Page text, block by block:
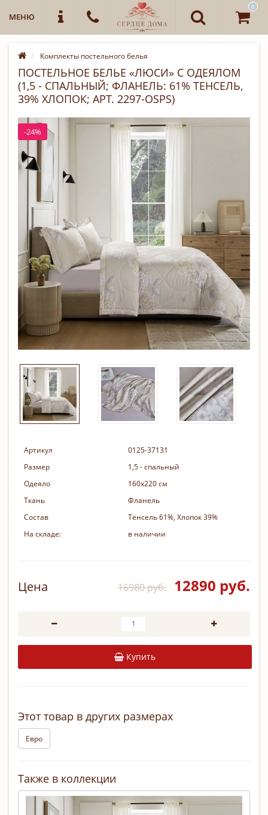
МЕНЮ
0
Комплекты постельного белья
ПОСТЕЛЬНОЕ БЕЛЬЕ «ЛЮСИ» С ОДЕЯЛОМ
(1,5 - СПАЛЬНЫЙ; ФЛАНЕЛЬ: 61% ТЕНСЕЛЬ,
39% ХЛОПОК; АРТ. 2297-OSPS)
-24%
Артикул
0125-37131
Размер
1,5 - спальный
Одеяло
160х220 см
Ткань
Фланель
Состав
Тенсель 61%, Хлопок 39%
На складе:
в наличии
Цена 16980 руб. 12890 руб.
Купить
Этот товар в других размерах
Евро
Также в коллекции